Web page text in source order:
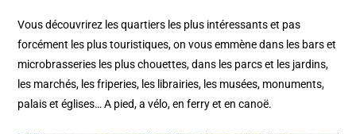
Vous découvrirez les quartiers les plus intéressants et pas
forcément les plus touristiques, on vous emmène dans les bars et
microbrasseries les plus chouettes, dans les parcs et les jardins,
les marchés, les friperies, les librairies, les musées, monuments,
palais et églises… A pied, a vélo, en ferry et en canoë.